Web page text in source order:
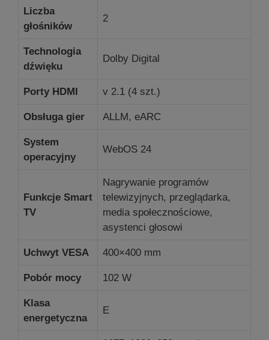
Liczba
głośników
2
Technologia
dźwięku
Dolby Digital
Porty HDMI v 2.1 (4 szt.)
Obsługa gier ALLM, eARC
System
operacyjny
WebOS 24
Funkcje Smart
TV
Nagrywanie programów
telewizyjnych, przeglądarka,
media społecznościowe,
asystenci głosowi
Uchwyt VESA 400×400 mm
Pobór mocy 102 W
Klasa
energetyczna
E